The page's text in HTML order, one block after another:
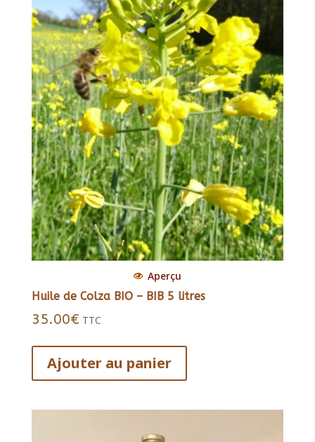
Aperçu
Huile de Colza BIO – BIB 5 litres
35.00€ TTC
Ajouter au panier